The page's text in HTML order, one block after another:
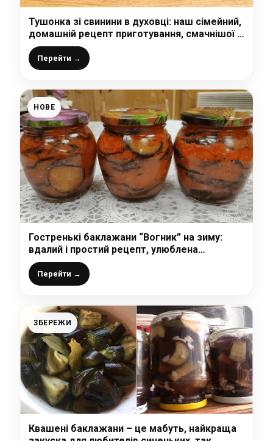
Тушонка зі свинини в духовці: наш сімейний,
домашній рецепт приготування, смачнішої я
ще не їла
Перейти →
НОВЕ
Гостренькі баклажани “Вогник” на зиму:
вдалий і простий рецепт, улюблена
заготовка мого чоловіка, виходить дуже
смачно
Перейти →
ЗБЕРЕЖИ
Квашені баклажани – це мабуть, найкраща